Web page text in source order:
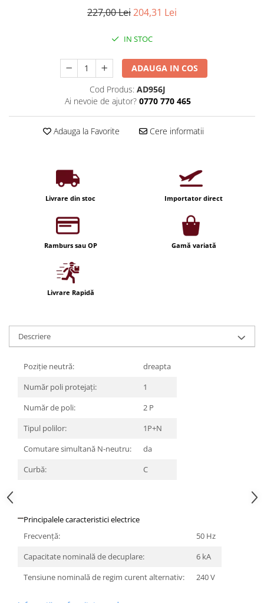
Iluminat arhitectural
Becuri LED Smart
Corpuri de emergenta
Lustre LED
Uncategorized
Iluminat festiv
Fotosenzori si Senzori de miscare
Iluminat decorativ de Craciun
227,00 Lei204,31 Lei
IN STOC
ADAUGA IN COS
Cod Produs: AD956J
Ai nevoie de ajutor? 0770 770 465
Adauga la Favorite Cere informatii
Livrare din stoc Importator direct
Ramburs sau OP Gamă variată
Livrare Rapidă
Descriere
Poziție neutră:
dreapta
Număr poli protejați:
1
Număr de poli:
2 P
Tipul polilor:
1P+N
Comutare simultană N-neutru:
da
Curbă:
C
Principalele caracteristici electrice
Frecvenţă:
50 Hz
Capacitate nominală de decuplare:
6 kA
Tensiune nominală de regim curent alternativ:
240 V